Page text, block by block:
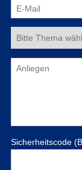
Sicherheitscode